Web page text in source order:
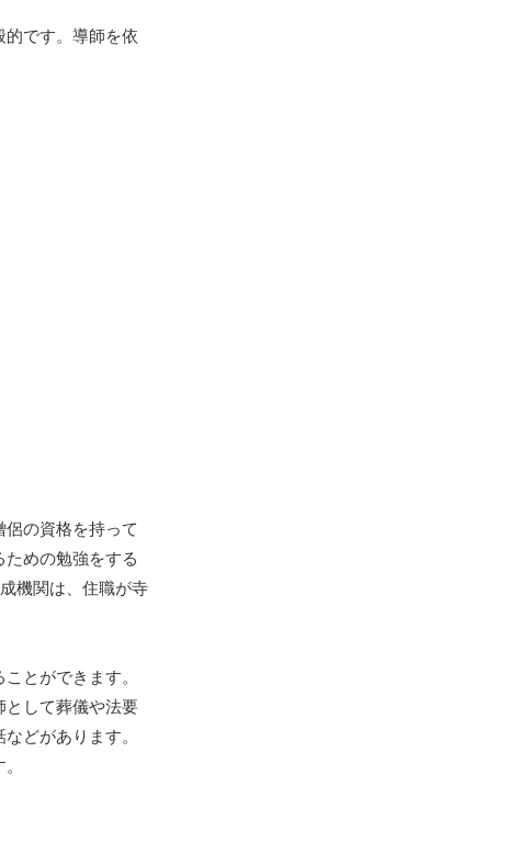
的です。導師を依
侶の資格を持って
めの勉強をする
機関は、住職が寺
とができます。
として葬儀や法要
どがあります。